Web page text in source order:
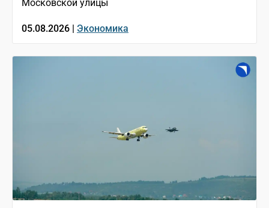
Московской улицы
05.08.2026 | Экономика